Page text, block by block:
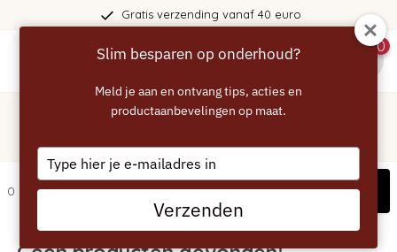
Gratis verzending vanaf 40 euro
0
/2 in 1
0 artikelen Filters
Slim besparen op onderhoud?
Meld je aan en ontvang tips, acties en
productaanbevelingen op maat.
Type
your
email
Verzenden